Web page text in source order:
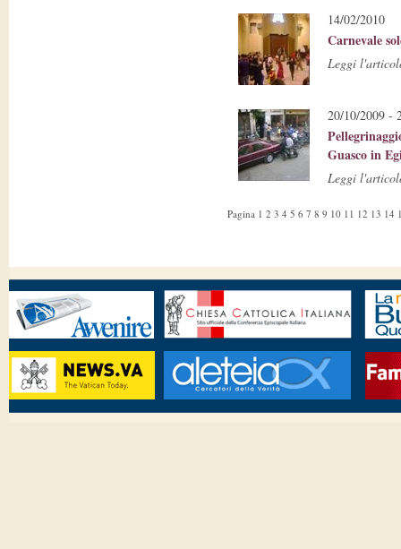
14/02/2010
Carnevale
Leggi
20/10/2009 -
Guasco in
Leggi
Pagina 1 2 3 4 5 6 7 8 9 10 11 12 13 14